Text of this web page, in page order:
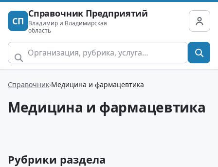
СП
Справочник Предприятий
Владимир и Владимирская
область
Справочник Медицина и фармацевтика
Медицина и фармацевтика
Рубрики раздела